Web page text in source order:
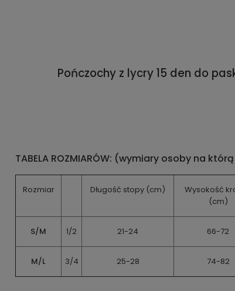
Pończochy z lycry 15 den do
TABELA ROZMIARÓW: (wymiary osoby na
Rozmiar Długość stopy (cm)
Wysokość
(cm)
S/M 1/2 21-24 66-72
M/L 3/4 25-28 74-82